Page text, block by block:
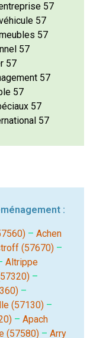
57
57
57
57
57
57
57
57
57
:
– Achen
(57670) –
Altrippe
–
–
(57130) –
– Apach
(57580) – Arry